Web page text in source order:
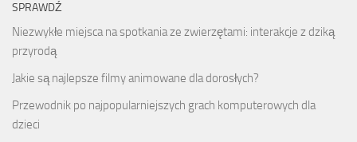
SPRAWDŹ
Niezwykłe miejsca na spotkania ze zwierzętami: interakcje z dziką
przyrodą
Jakie są najlepsze filmy animowane dla dorosłych?
Przewodnik po najpopularniejszych grach komputerowych dla
dzieci